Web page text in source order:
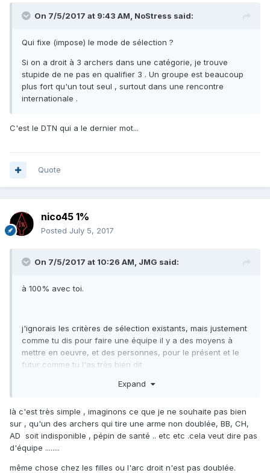
On 7/5/2017 at 9:43 AM, NoStress said:
Qui fixe (impose) le mode de sélection ?
Si on a droit à 3 archers dans une catégorie, je trouve
stupide de ne pas en qualifier 3 . Un groupe est beaucoup
plus fort qu'un tout seul , surtout dans une rencontre
internationale .
C'est le DTN qui a le dernier mot...
Quote
nico45 1%
Posted July 5, 2017
On 7/5/2017 at 10:26 AM, JMG said:
à 100% avec toi.
j'ignorais les critères de sélection existants, mais justement
comme tu dis pour faire une équipe il y a des moyens à
mettre en oeuvre, et des personnes, pour le présent et le
futur comme tu l'as très bien dit
Expand
là c'est très simple , imaginons ce que je ne souhaite pas bien
sur , qu'un des archers qui tire une arme non doublée, BB, CH,
AD soit indisponible , pépin de santé .. etc etc .cela veut dire pas
d'équipe ........
même chose chez les filles ou l'arc droit n'est pas doublée.